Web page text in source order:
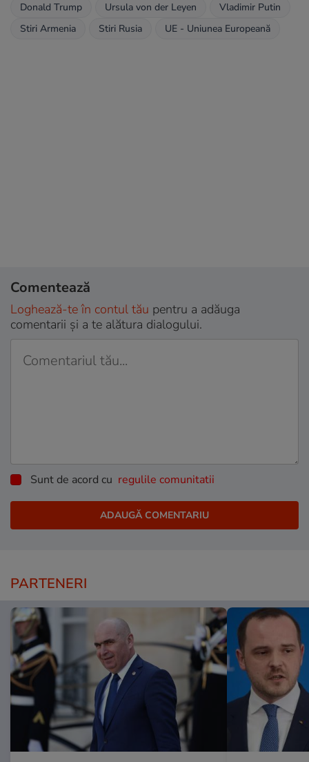
Donald Trump Ursula von der Leyen
Vladimir Putin
Stiri Armenia
Stiri Rusia UE - Uniunea Europeană
Comentează
Loghează-te în contul tău pentru a adăuga
comentarii și a te alătura dialogului.
Sunt de acord cu regulile comunitatii
PARTENERI